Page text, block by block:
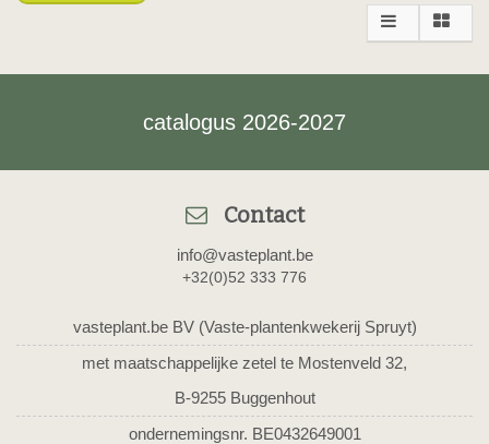
catalogus 2026-2027
Contact
info@vasteplant.be
+32(0)52 333 776
vasteplant.be BV (Vaste-plantenkwekerij Spruyt)
met maatschappelijke zetel te Mostenveld 32,
B-9255 Buggenhout
ondernemingsnr. BE0432649001